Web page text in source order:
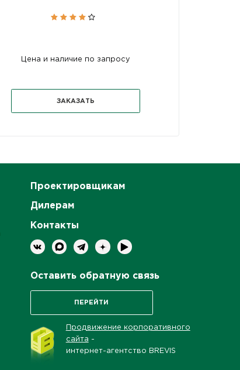
Цена и наличие по запросу
ЗАКАЗАТЬ
Проектировщикам
Дилерам
Контакты
Оставить обратную связь
ПЕРЕЙТИ
Продвижение корпоративного
сайта -
интернет-агентство BREVIS